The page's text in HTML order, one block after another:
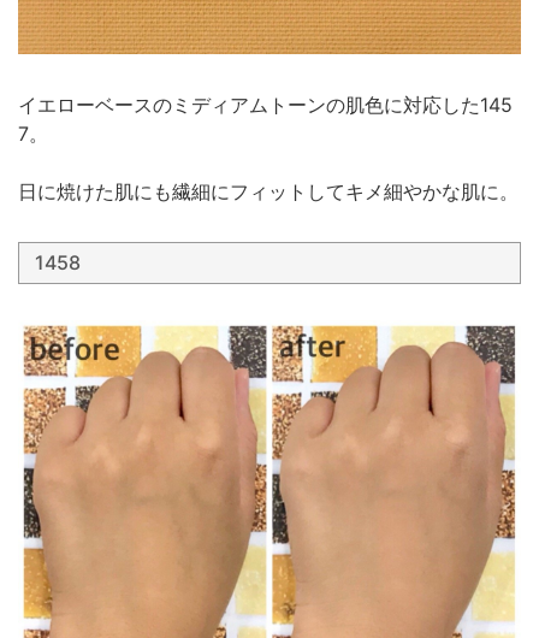
イエローベースのミディアムトーンの肌色に対応した145
7。
日に焼けた肌にも繊細にフィットしてキメ細やかな肌に。
1458